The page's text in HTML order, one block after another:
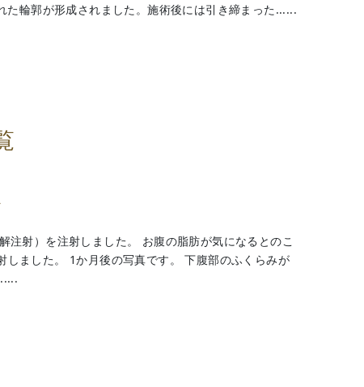
た輪郭が形成されました。施術後には引き締まった......
注射）を注射しました。 お腹の脂肪が気になるとのこ
ました。 1か月後の写真です。 下腹部のふくらみが